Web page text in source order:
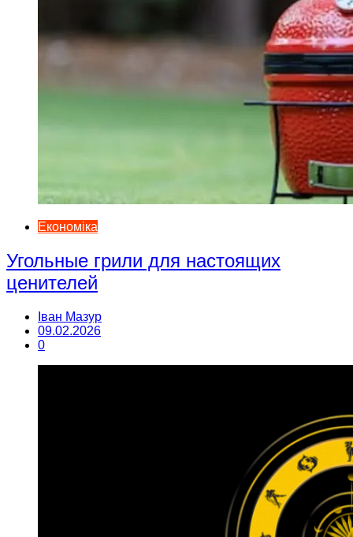
Економіка
Угольные грили для настоящих
ценителей
Іван Мазур
09.02.2026
0